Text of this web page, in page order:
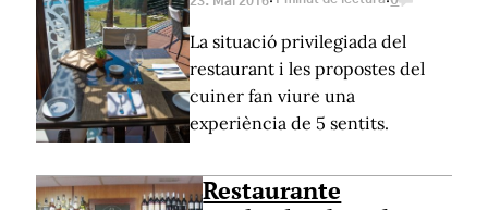
La situació privilegiada del
restaurant i les propostes del
cuiner fan viure una
experiència de 5 sentits.
Restaurante